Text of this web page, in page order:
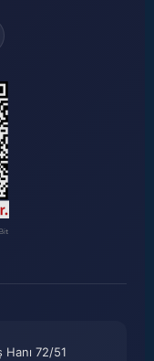
Hanı 72/51